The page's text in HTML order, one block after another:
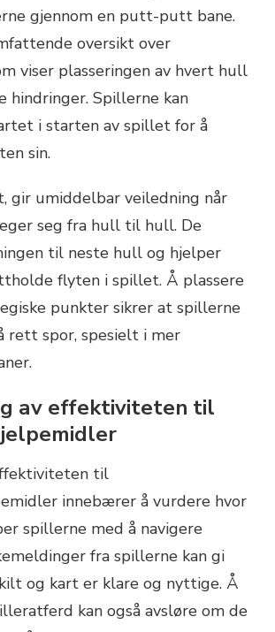
gjennom en putt-putt bane.
oversikt over
viser plasseringen av hvert hull
hindringer. Spillerne kan
i starten av spillet for å
sin.
gir umiddelbar veiledning når
seg fra hull til hull. De
til neste hull og hjelper
flyten i spillet. Å plassere
punkter sikrer at spillerne
rett spor, spesielt i mer
av effektiviteten til
til
innebærer å vurdere hvor
spillerne med å navigere
fra spillerne kan gi
og kart er klare og nyttige. Å
kan også avsløre om de